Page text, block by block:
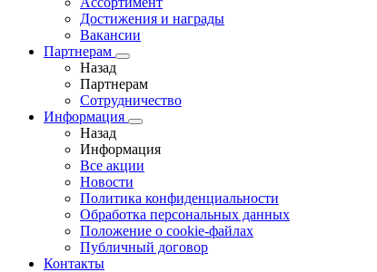
Достижения и награды
Вакансии
Партнерам
Назад
Партнерам
Сотрудничество
Информация
Назад
Информация
Все акции
Новости
Политика конфиденциальности
Обработка персональных данных
Положение о cookie-файлах
Публичный договор
Контакты